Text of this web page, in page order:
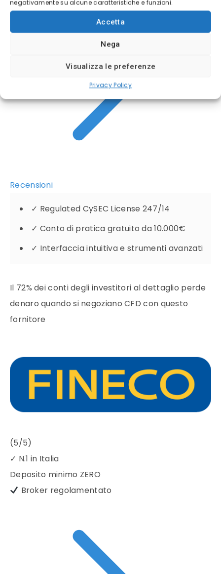
negativamente su alcune caratteristiche e funzioni.
Accetta
Nega
Visualizza le preferenze
Privacy Policy
Recensioni
✓ Regulated CySEC License 247/14
✓ Conto di pratica gratuito da 10.000€
✓ Interfaccia intuitiva e strumenti avanzati
Il 72% dei conti degli investitori al dettaglio perde
denaro quando si negoziano CFD con questo
fornitore
(5/5)
✓ N.1 in Italia
Deposito minimo ZERO
Broker regolamentato